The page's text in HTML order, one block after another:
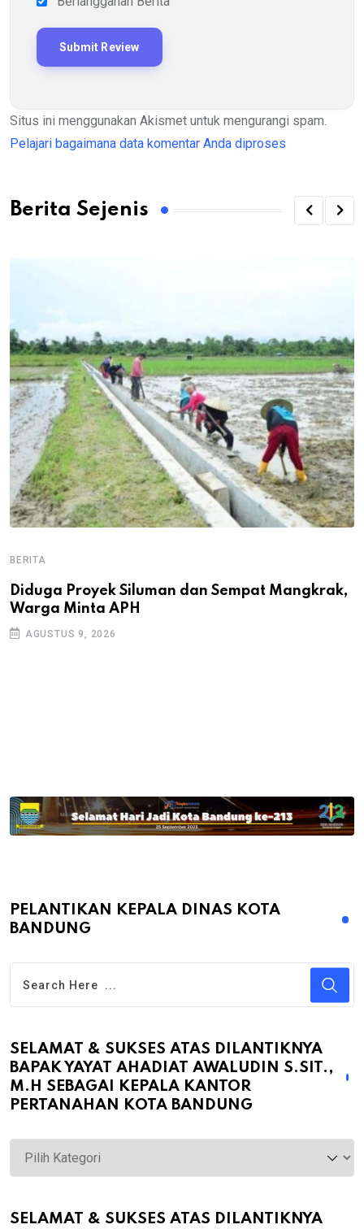
Situs ini menggunakan Akismet untuk mengurangi spam.
Pelajari bagaimana data komentar Anda diproses
Berita Sejenis
BERITA
Diduga Proyek Siluman dan Sempat Mangkrak,
Warga Minta APH
AGUSTUS 9, 2026
PELANTIKAN KEPALA DINAS KOTA
BANDUNG
SELAMAT & SUKSES ATAS DILANTIKNYA
BAPAK YAYAT AHADIAT AWALUDIN S.SIT.,
M.H SEBAGAI KEPALA KANTOR
PERTANAHAN KOTA BANDUNG
Selamat
&
atas
SELAMAT & SUKSES ATAS DILANTIKNYA